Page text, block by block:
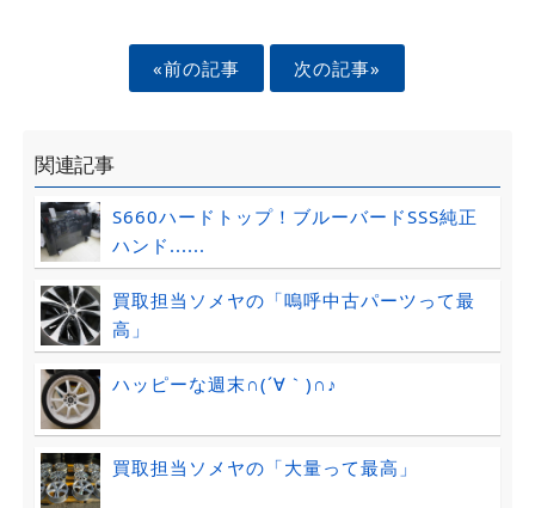
«前の記事 次の記事»
関連記事
S660ハードトップ！ブルーバードSSS純正
ハンド......
買取担当ソメヤの「嗚呼中古パーツって最
高」
ハッピーな週末∩(´∀｀)∩♪
買取担当ソメヤの「大量って最高」